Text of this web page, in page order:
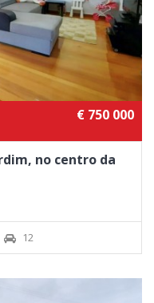
€ 750 000
no centro da
12